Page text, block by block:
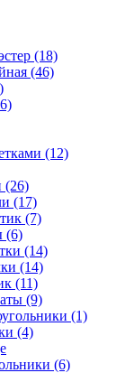
(18)
(46)
(12)
(26)
(17)
(7)
(6)
(14)
(14)
(11)
(9)
(1)
(4)
(6)